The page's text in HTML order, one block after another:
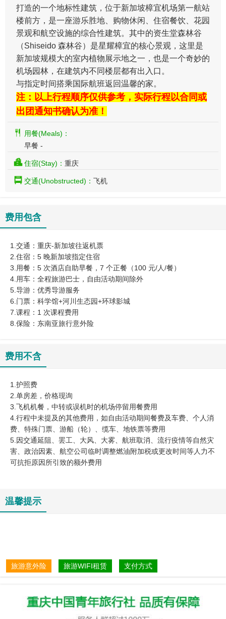
打造的一个地标性建筑，位于新加坡樟宜机场第一航站
楼前方，是一座游乐胜地、购物休闲、住宿餐饮、花园
景观和航空设施的综合性建筑。其中的资生堂森林谷
（Shiseido 森林谷）是星耀樟宜的核心景观，这里是
新加坡规模大的室内植物展示地之一，也是一个奇妙的
机场园林，在建筑内不同楼层都有出入口。
与指定时间搭乘国际航班返回温馨的家。
注：以上行程顺序仅供参考，实际行程以合同或
出团通知书确认为准！
用餐(Meals)：
早餐 -
住宿(Stay)： 重庆
交通(Unobstructed)： 飞机
费用包含
1.交通：重庆-新加坡往返机票
2.住宿：5 晚新加坡指定住宿
3.用餐：5 次酒店自助早餐，7 个正餐（100 元/人/餐）
4.用车：全程旅游巴士，自由活动期间除外
5.导游：优秀导游服务
6.门票：科学馆+河川生态园+环球影城
7.课程：1 次课程费用
​8.保险：东南亚旅行意外险
费用不含
1.护照费
2.单房差，价格现询
3.飞机机餐，中转或误机时的机场停留用餐费用
4.行程中未提及的其他费用，如自由活动期间餐费及车费、个人消
费、特殊门票、游船（轮）、缆车、地铁票等费用
5.因交通延阻、罢工、大风、大雾、航班取消、流行疫情等自然灾
害、政治因素、航空公司临时调整燃油附加税或更改时间等人力不
可抗拒原因所引致的额外费用
温馨提示
旅游意外险 旅游WIFI租赁 支付方式